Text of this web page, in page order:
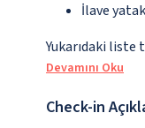
İlave
Yukarıdaki
Devamını Oku
Check-in